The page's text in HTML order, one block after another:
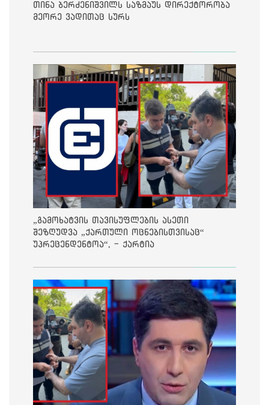
თინა ბერძენიშვილს საზმაუს დირექტორობა
მეორე ვადითაც სურს
„გამოხატვის თავისუფლების ასეთი
შეზღუდვა „ქართული ოცნებისთვისაც“
უპრეცენდენტოა“, - ქარტია